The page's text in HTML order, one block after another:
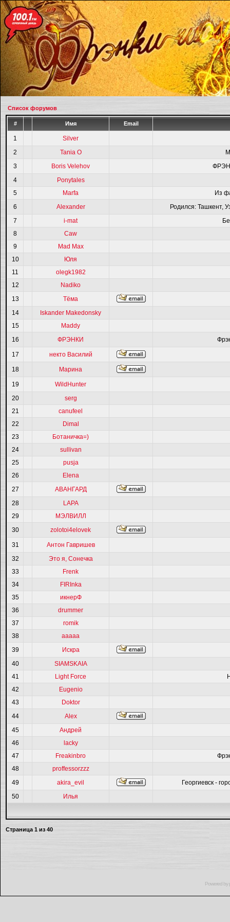
Список форумов
# Имя Email
1
Silver
2
Tania O
3
Boris Velehov
4
Ponytales
5
Marfa
Из
6
Alexander
Родился: Ташкент,
7
i-mat
8
Caw
9
Mad Max
10
Юля
11
olegk1982
12
Nadiko
13
Тёма
14
Iskander Makedonsky
15
Maddy
16
ФРЭНКИ
17 некто Василий
18 Марина
19
WildHunter
20
serg
21
canufeel
22
Dimal
23
Ботаничка=)
24
sullivan
25
pusja
26
Elena
27
АВАНГАРД
28
LAPA
29
МЭЛВИЛЛ
30
zolotoi4elovek
31
Антон Гавришев
32
Это я, Сонечка
33
Frenk
34
FIRInka
35
икнерФ
36
drummer
37
romik
38
ааааа
39
Искра
40
SIAMSKAIA
41
Light Force
42
Eugenio
43
Doktor
44
Alex
45
Андрей
46
lacky
47
Freakinbro
48
proffessorzzz
49
akira_evil
Георгиевск -
50
Илья
Страница 1 из 40
Powered by